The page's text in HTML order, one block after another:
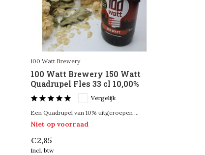
100 Watt Brewery
100 Watt Brewery 150 Watt
Quadrupel Fles 33 cl 10,00%
Vergelijk
Een Quadrupel van 10% uitgeroepen ...
Niet op voorraad
€2,85
Incl. btw